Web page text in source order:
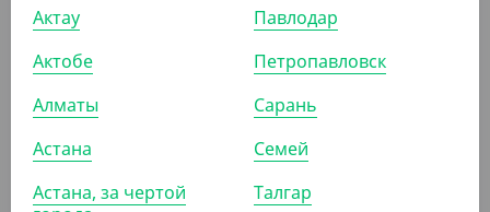
575₸
Крышка с клапаном и заглушкой, прозрачная, d 80 мм
Актау
Актобе
Алматы
Астана
Астана, за чертой
Павлодар
Петропавловск
Сарань
Семей
Талгар